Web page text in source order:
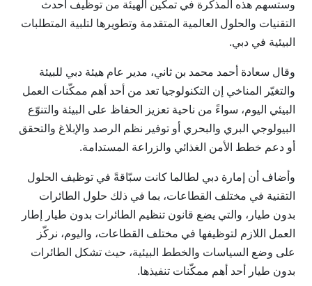
وستسهم هذه المذكرة في تمكين الهيئة من توظيف أحدث
التقنيات والحلول العالمية المتقدمة وتطويرها لتلبية المتطلبات
البيئية في دبي.
وقال سعادة أحمد محمد بن ثاني، مدير عام هيئة دبي للبيئة
والتغيّر المناخي إن التكنولوجيا تعد من أحد أهم ممكّنات العمل
البيئي اليوم، سواءً من ناحية تعزيز الحفاظ على البيئة والتنوّع
البيولوجي البري والبحري أو توفير نظم الرصد والإبلاغ والتحقق
أو دعم خطط الأمن الغذائي والزراعة المستدامة.
وأضاف أن إمارة دبي لطالما كانت سبّاقةً في توظيف الحلول
التقنية في مختلف القطاعات، بما في ذلك حلول الطائرات
بدون طيار، والتي يضع قانون تنظيم الطائرات بدون طيار إطار
العمل اللازم لتوظيفها في مختلف القطاعات، واليوم، نركّز
على وضع السياسات والخطط البيئية، حيث تشكل الطائرات
بدون طيار أحد أهم ممكّنات تنفيذها.